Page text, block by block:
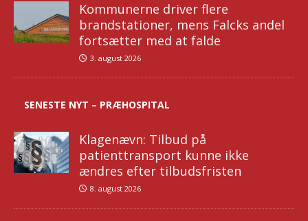
Kommunerne driver flere
brandstationer, mens Falcks andel
fortsætter med at falde
3. august 2026
SENESTE NYT – PRÆHOSPITAL
Klagenævn: Tilbud på
patienttransport kunne ikke
ændres efter tilbudsfristen
8. august 2026